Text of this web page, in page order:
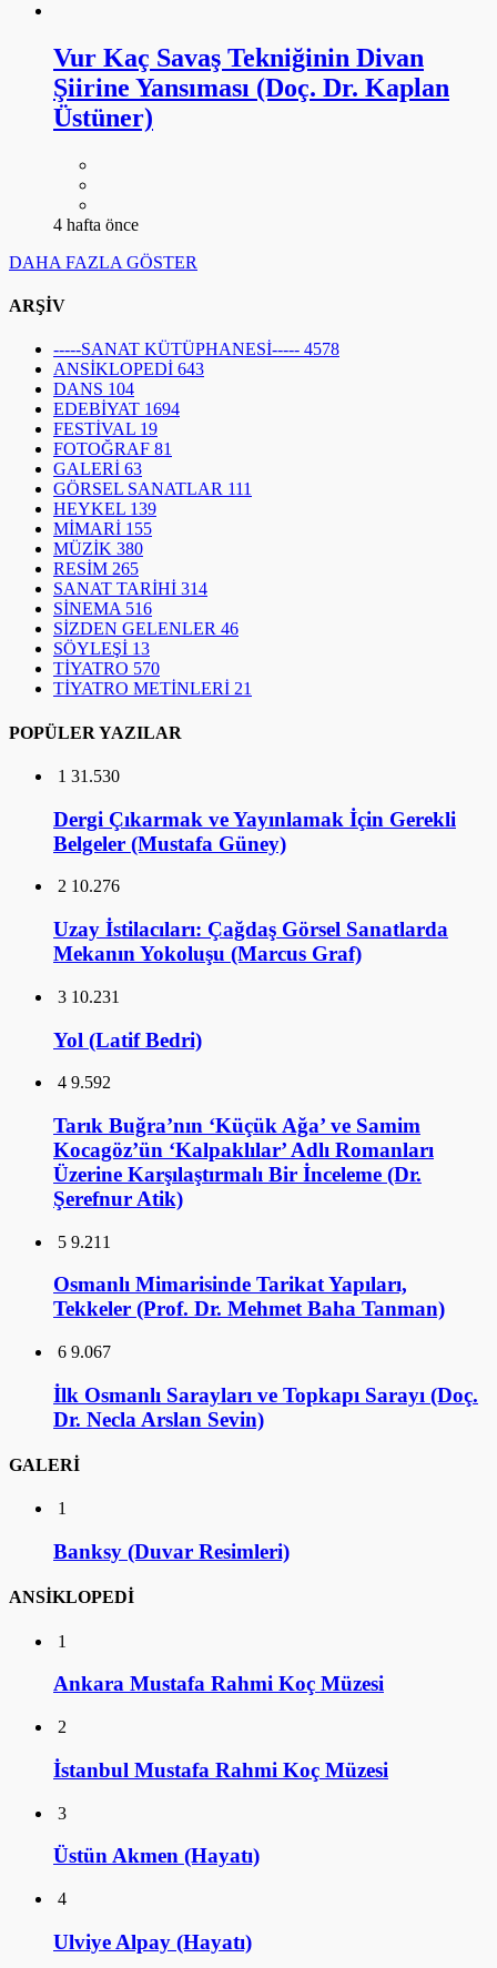
Vur Kaç Savaş Tekniğinin Divan
Şiirine Yansıması (Doç. Dr. Kaplan
Üstüner)
4 hafta önce
DAHA FAZLA GÖSTER
ARŞİV
-----SANAT KÜTÜPHANESİ----- 4578
ANSİKLOPEDİ 643
DANS 104
EDEBİYAT 1694
FESTİVAL 19
FOTOĞRAF 81
GALERİ 63
GÖRSEL SANATLAR 111
HEYKEL 139
MİMARİ 155
MÜZİK 380
RESİM 265
SANAT TARİHİ 314
SİNEMA 516
SİZDEN GELENLER 46
SÖYLEŞİ 13
TİYATRO 570
TİYATRO METİNLERİ 21
POPÜLER YAZILAR
1 31.530
Dergi Çıkarmak ve Yayınlamak İçin Gerekli
Belgeler (Mustafa Güney)
2 10.276
Uzay İstilacıları: Çağdaş Görsel Sanatlarda
Mekanın Yokoluşu (Marcus Graf)
3 10.231
Yol (Latif Bedri)
4 9.592
Tarık Buğra’nın ‘Küçük Ağa’ ve Samim
Kocagöz’ün ‘Kalpaklılar’ Adlı Romanları
Üzerine Karşılaştırmalı Bir İnceleme (Dr.
Şerefnur Atik)
5 9.211
Osmanlı Mimarisinde Tarikat Yapıları,
Tekkeler (Prof. Dr. Mehmet Baha Tanman)
6 9.067
İlk Osmanlı Sarayları ve Topkapı Sarayı (Doç.
Dr. Necla Arslan Sevin)
GALERİ
1
Banksy (Duvar Resimleri)
ANSİKLOPEDİ
1
Ankara Mustafa Rahmi Koç Müzesi
2
İstanbul Mustafa Rahmi Koç Müzesi
3
Üstün Akmen (Hayatı)
4
Ulviye Alpay (Hayatı)